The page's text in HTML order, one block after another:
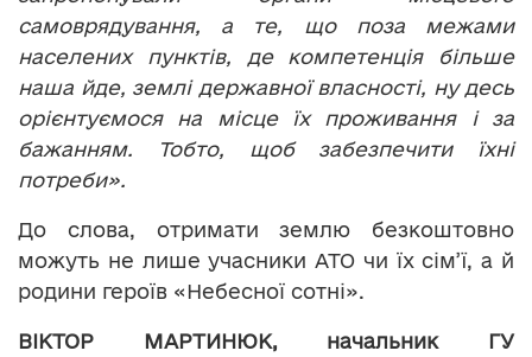
самоврядування, а те, що поза межами
населених пунктів, де компетенція більше
наша йде, землі державної власності, ну десь
орієнтуємося на місце їх проживання і за
бажанням. Тобто, щоб забезпечити їхні
потреби».
До слова, отримати землю безкоштовно
можуть не лише учасники АТО чи їх сім’ї, а й
родини героїв «Небесної сотні».
ВІКТОР МАРТИНЮК, начальник ГУ